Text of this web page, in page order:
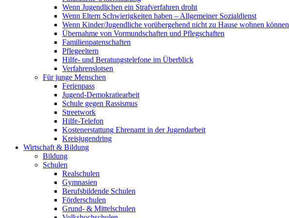
Wenn Jugendlichen ein Strafverfahren droht
Wenn Eltern Schwierigkeiten haben – Allgemeiner Sozialdienst
Wenn Kinder/Jugendliche vorübergehend nicht zu Hause wohnen können
Übernahme von Vormundschaften und Pflegschaften
Familienpatenschaften
Pflegeeltern
Hilfe- und Beratungstelefone im Überblick
Verfahrenslotsen
Für junge Menschen
Ferienpass
Jugend-Demokratiearbeit
Schule gegen Rassismus
Streetwork
Hilfe-Telefon
Kostenerstattung Ehrenamt in der Jugendarbeit
Kreisjugendring
Wirtschaft & Bildung
Bildung
Schulen
Realschulen
Gymnasien
Berufsbildende Schulen
Förderschulen
Grund- & Mittelschulen